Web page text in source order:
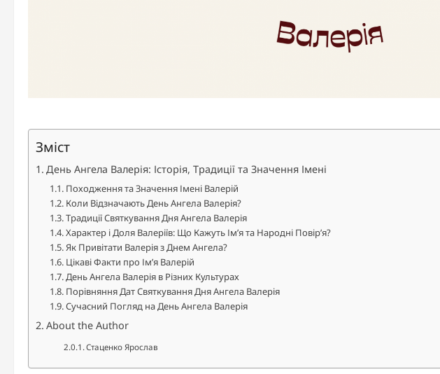
Зміст
День Ангела Валерія: Історія, Традиції та Значення Імені
Походження та Значення Імені Валерій
Коли Відзначають День Ангела Валерія?
Традиції Святкування Дня Ангела Валерія
Характер і Доля Валеріїв: Що Кажуть Ім’я та Народні Повір’я?
Як Привітати Валерія з Днем Ангела?
Цікаві Факти про Ім’я Валерій
День Ангела Валерія в Різних Культурах
Порівняння Дат Святкування Дня Ангела Валерія
Сучасний Погляд на День Ангела Валерія
About the Author
Стаценко Ярослав